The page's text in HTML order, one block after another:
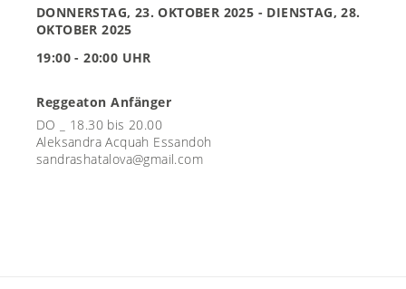
DONNERSTAG, 23. OKTOBER 2025 - DIENSTAG, 28.
OKTOBER 2025
19:00 - 20:00 UHR
Reggeaton Anfänger
DO _ 18.30 bis 20.00
Aleksandra Acquah Essandoh
sandrashatalova@gmail.com